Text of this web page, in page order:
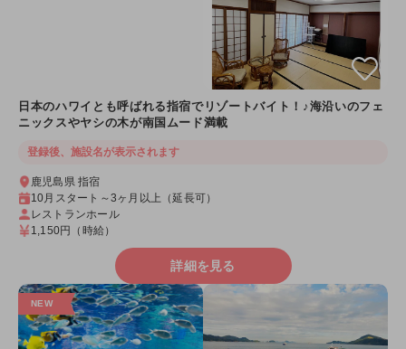
日本のハワイとも呼ばれる指宿でリゾートバイト！♪海沿いのフェ
ニックスやヤシの木が南国ムード満載
登録後、施設名が表示されます
鹿児島県 指宿
10月スタート～3ヶ月以上（延長可）
レストランホール
1,150円
（時給）
詳細を見る